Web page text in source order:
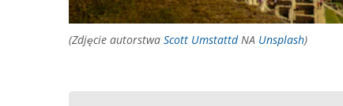
(Zdjęcie autorstwa Scott UmstattdNA Unsplash)